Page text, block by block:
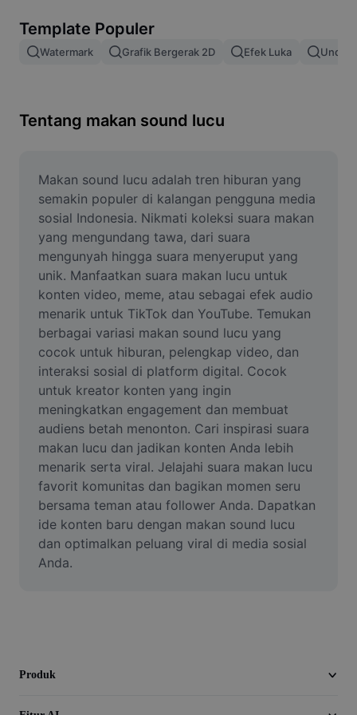
Gabung gambar
Ubah Ukuran Gambar
Pembuat Meme
AI Text Remover
AI People Remover
AI Inpainting
Face Cutout
Video
Hapus latar belakang video
Tingkatkan kualitas
Editor Video
Pangkas Video
Tambahkan Subtitle ke Video
Konverter Video
Template Populer
Watermark Grafik Bergerak 2D Efek Luka Unduh
Tentang makan sound lucu
Makan sound lucu adalah tren hiburan yang
semakin populer di kalangan pengguna media
sosial Indonesia. Nikmati koleksi suara makan
yang mengundang tawa, dari suara
mengunyah hingga suara menyeruput yang
unik. Manfaatkan suara makan lucu untuk
konten video, meme, atau sebagai efek audio
menarik untuk TikTok dan YouTube. Temukan
berbagai variasi makan sound lucu yang
cocok untuk hiburan, pelengkap video, dan
interaksi sosial di platform digital. Cocok
untuk kreator konten yang ingin
meningkatkan engagement dan membuat
audiens betah menonton. Cari inspirasi suara
makan lucu dan jadikan konten Anda lebih
menarik serta viral. Jelajahi suara makan lucu
favorit komunitas dan bagikan momen seru
bersama teman atau follower Anda. Dapatkan
ide konten baru dengan makan sound lucu
dan optimalkan peluang viral di media sosial
Anda.
Produk